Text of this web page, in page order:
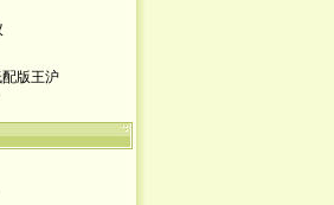
过暗夜
配版王沪